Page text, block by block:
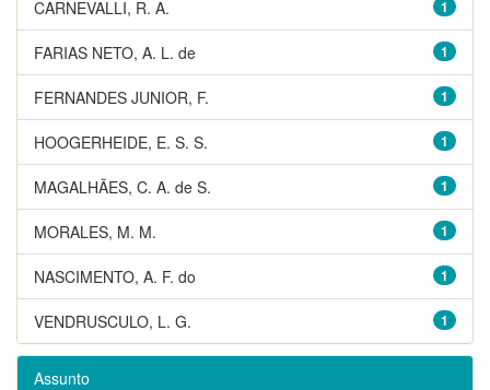
1
CARNEVALLI, R. A.
1
FARIAS NETO, A. L. de
1
FERNANDES JUNIOR, F.
1
HOOGERHEIDE, E. S. S.
1
MAGALHÃES, C. A. de S.
1
MORALES, M. M.
1
NASCIMENTO, A. F. do
1
VENDRUSCULO, L. G.
Assunto